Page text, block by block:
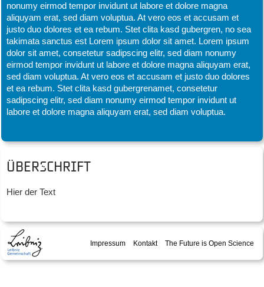
nonumy eirmod tempor invidunt ut labore et dolore magna
aliquyam erat, sed diam voluptua. At vero eos et accusam et
justo duo dolores et ea rebum. Stet clita kasd gubergren, no sea
takimata sanctus est Lorem ipsum dolor sit amet. Lorem ipsum
dolor sit amet, consetetur sadipscing elitr, sed diam nonumy
eirmod tempor invidunt ut labore et dolore magna aliquyam erat,
sed diam voluptua. At vero eos et accusam et justo duo dolores
et ea rebum. Stet clita kasd gubergrenamet, consetetur
sadipscing elitr, sed diam nonumy eirmod tempor invidunt ut
labore et dolore magna aliquyam erat, sed diam voluptua.
Überschrift
Hier der Text
Impressum Kontakt The Future is Open Science